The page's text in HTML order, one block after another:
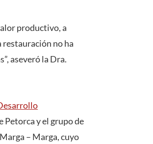
productivo, a
no ha
aseveró la Dra.
Petorca y el grupo de
– Marga, cuyo